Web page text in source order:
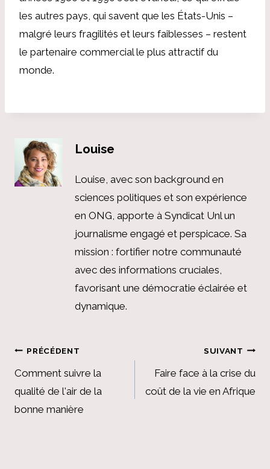
les autres pays, qui savent que les États-Unis –
malgré leurs fragilités et leurs faiblesses – restent
le partenaire commercial le plus attractif du
monde.
Louise
Louise, avec son background en
sciences politiques et son expérience
en ONG, apporte à Syndicat Unl un
journalisme engagé et perspicace. Sa
mission : fortifier notre communauté
avec des informations cruciales,
favorisant une démocratie éclairée et
dynamique.
Navigation
de
l’article
PRÉCÉDENT
Comment suivre la
qualité de l'air de la
bonne manière
SUIVANT
Faire face à la crise du
coût de la vie en Afrique